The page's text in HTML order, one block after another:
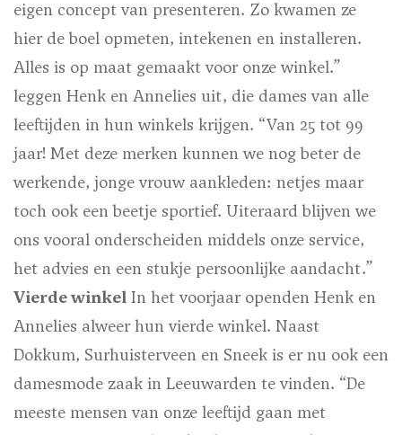
eigen concept van presenteren. Zo kwamen ze
hier de boel opmeten, intekenen en installeren.
Alles is op maat gemaakt voor onze winkel.”
leggen Henk en Annelies uit, die dames van alle
leeftijden in hun winkels krijgen. “Van 25 tot 99
jaar! Met deze merken kunnen we nog beter de
werkende, jonge vrouw aankleden: netjes maar
toch ook een beetje sportief. Uiteraard blijven we
ons vooral onderscheiden middels onze service,
het advies en een stukje persoonlijke aandacht.”
Vierde winkel In het voorjaar openden Henk en
Annelies alweer hun vierde winkel. Naast
Dokkum, Surhuisterveen en Sneek is er nu ook een
damesmode zaak in Leeuwarden te vinden. “De
meeste mensen van onze leeftijd gaan met